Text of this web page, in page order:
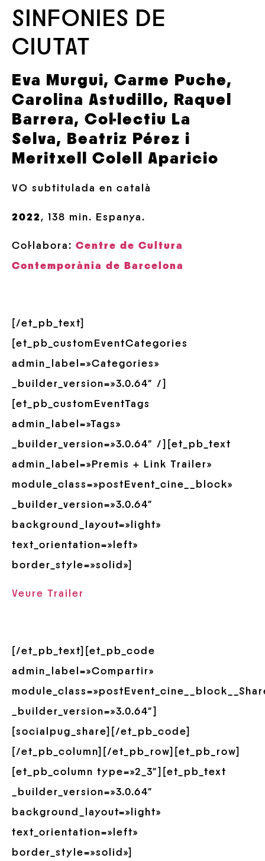
SINFONIES DE
CIUTAT
Eva Murgui, Carme Puche,
Carolina Astudillo, Raquel
Barrera, Col·lectiu La
Selva, Beatriz Pérez i
Meritxell Colell Aparicio
VO subtitulada en català
2022 , 138 min. Espanya.
Col·labora: Centre de Cultura
Contemporània de Barcelona
[/et_pb_text]
[et_pb_customEventCategories
admin_label=»Categories»
_builder_version=»3.0.64″ /]
[et_pb_customEventTags
admin_label=»Tags»
_builder_version=»3.0.64″ /][et_pb_text
admin_label=»Premis + Link Trailer»
module_class=»postEvent_cine__block»
_builder_version=»3.0.64″
background_layout=»light»
text_orientation=»left»
border_style=»solid»]
Veure Trailer
[/et_pb_text][et_pb_code
admin_label=»Compartir»
_builder_version=»3.0.64″]
[socialpug_share][/et_pb_code]
[/et_pb_column][/et_pb_row][et_pb_row]
[et_pb_column type=»2_3″][et_pb_text
_builder_version=»3.0.64″
background_layout=»light»
text_orientation=»left»
border_style=»solid»]